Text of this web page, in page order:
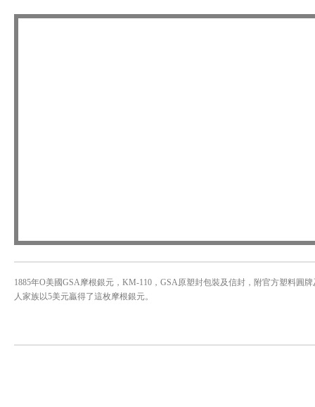
1885年O美國GSA摩根銀元，KM-110，GSA原塑封包裝及信封，附官方塑料圓
人家族以5美元贏得了這枚摩根銀元。